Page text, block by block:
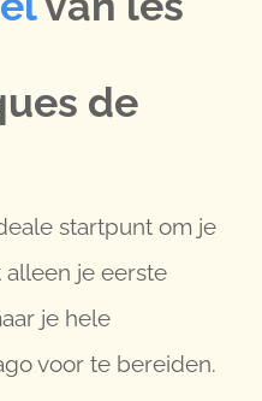
de
startpunt om je
alleen je eerste
je hele
voor te bereiden.